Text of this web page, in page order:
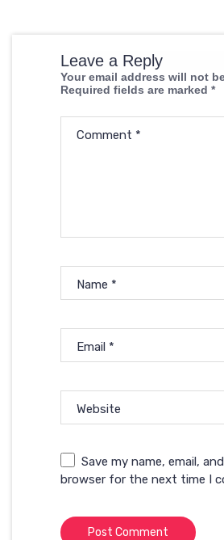
Leave a Reply
Your email address will not
Required fields are marked *
Comment *
Name *
Email *
Website
Save my name, email,
browser for the next time I